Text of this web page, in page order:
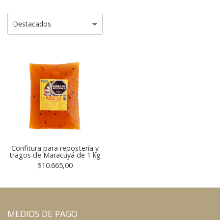
Confitura para repostería y
tragos de Maracuyá de 1 kg
$10.665,00
MEDIOS DE PAGO